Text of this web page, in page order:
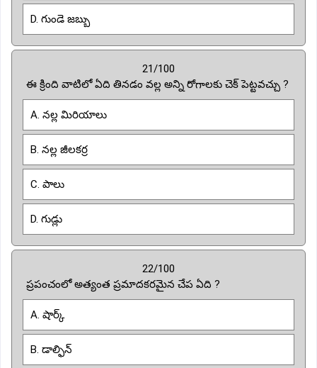
D. గుండె జబ్బు
21/100
ఈ క్రింది వాటిలో ఏది తినడం వల్ల అన్ని రోగాలకు చెక్ పెట్టవచ్చు ?
A. నల్ల మిరియాలు
B. నల్ల జీలకర్ర
C. పాలు
D. గుడ్లు
22/100
ప్రపంచంలో అత్యంత ప్రమాదకరమైన చేప ఏది ?
A. షార్క్
B. డాల్ఫిన్